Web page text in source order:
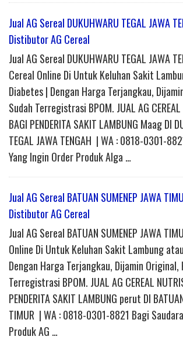
Jual AG Sereal DUKUHWARU TEGAL JAWA
Distibutor AG Cereal
Jual AG Sereal DUKUHWARU TEGAL JAWA
Cereal Online Di Untuk Keluhan Sakit
Diabetes | Dengan Harga Terjangkau,
Sudah Terregistrasi BPOM. JUAL AG
BAGI PENDERITA SAKIT LAMBUNG Maag DI
TEGAL JAWA TENGAH | WA : 0818-0301-
Yang Ingin Order Produk Alga …
Jual AG Sereal BATUAN SUMENEP JAWA
Distibutor AG Cereal
Jual AG Sereal BATUAN SUMENEP JAWA
Online Di Untuk Keluhan Sakit Lambung
Dengan Harga Terjangkau, Dijamin Original,
Terregistrasi BPOM. JUAL AG CEREAL
PENDERITA SAKIT LAMBUNG perut DI
TIMUR | WA : 0818-0301-8821 Bagi
Produk AG …